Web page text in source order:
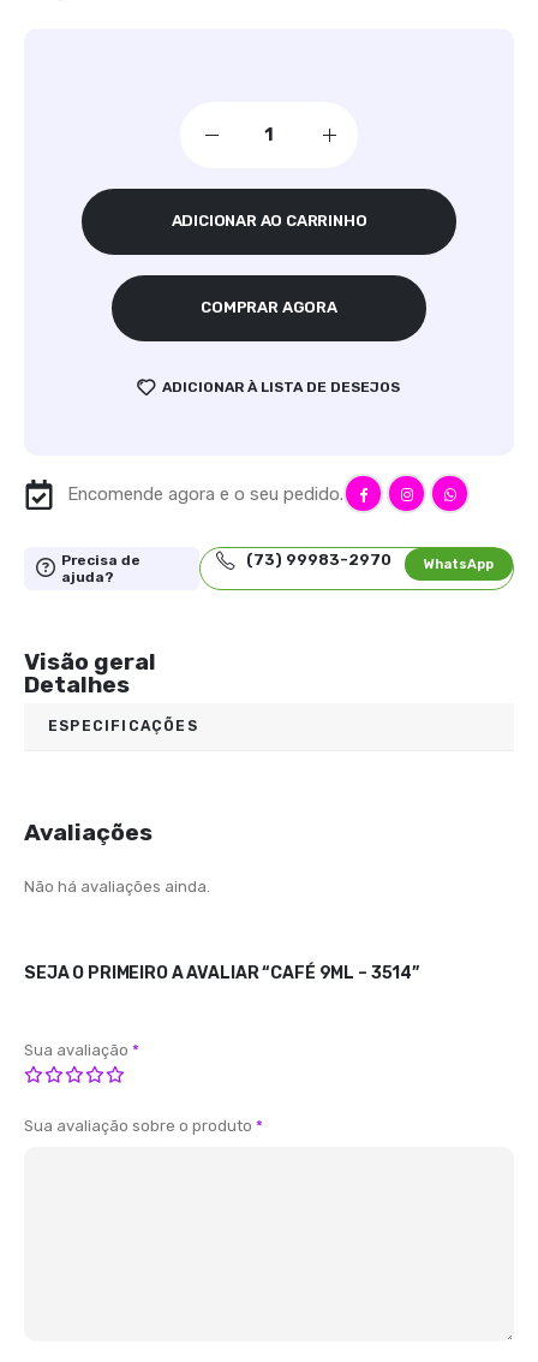
ADICIONAR AO CARRINHO
COMPRAR AGORA
ADICIONAR À LISTA DE DESEJOS
Encomende agora e o seu pedido.
Precisa de
ajuda?
(73) 99983-2970 WhatsApp
Visão geral
Detalhes
ESPECIFICAÇÕES
Avaliações
Não há avaliações ainda.
SEJA O PRIMEIRO A AVALIAR “CAFÉ 9ML – 3514”
Sua avaliação *
Sua avaliação sobre o produto *